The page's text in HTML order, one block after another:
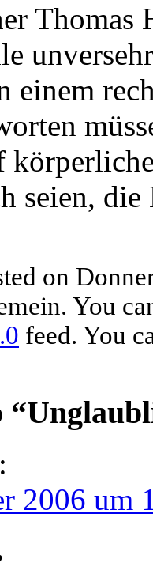
Thomas
einem
seien,
on
You
feed. You
2006 um